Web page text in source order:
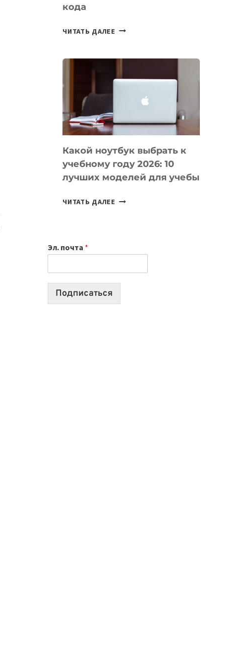
кода
ЧИТАТЬ ДАЛЕЕ
КОТОРЫЕ
СОЗДАВАТЬ
БЕЗ
КОДА
Какой ноутбук выбрать к
учебному году 2026: 10
лучших моделей для учебы
ЧИТАТЬ ДАЛЕЕ КАКОЙ
2026:
10
Эл. почта *
Подписаться